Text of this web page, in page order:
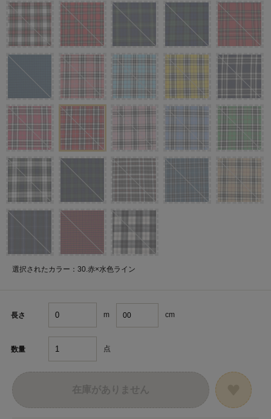
選択されたカラー：30.赤×水色ライン
長さ m cm
数量 点